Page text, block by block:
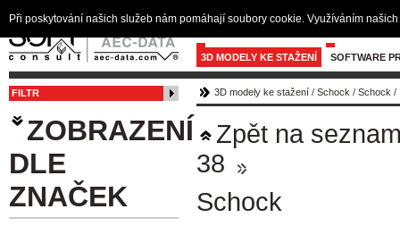
3D MODELY KE STAŽENÍ SOFTWARE
FILTR
ZOBRAZENÍ
DLE
ZNAČEK
3D modely ke stažení / Schock / Schock /
Zpět na
38
Schock
Při poskytování našich služeb nám pomáhají soubory cookie. Využíváním